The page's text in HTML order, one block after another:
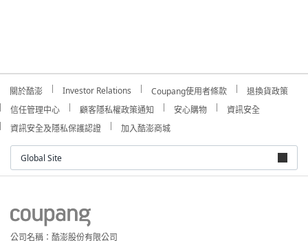
關於酷澎 Investor Relations Coupang使用者條款
退換貨政策
信任管理中心
顧客隱私權政策通知 安心購物
資訊安全
資訊安全及隱私保護認證
加入酷澎商城
Global Site
公司名稱：酷澎股份有限公司